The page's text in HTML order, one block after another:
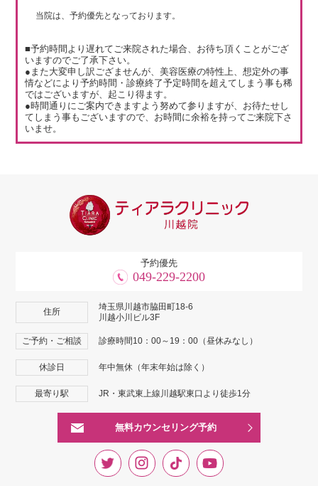
当院は、予約優先となっております。
■予約時間より遅れてご来院された場合、お待ち頂くことがござ
いますのでご了承下さい。
●また大変申し訳ござませんが、美容医療の特性上、想定外の事
情などにより予約時間・診療終了予定時間を超えてしまう事も稀
ではございますが、起こり得ます。
●時間通りにご案内できますよう努めて参りますが、お待たせし
てしまう事もございますので、お時間に余裕を持ってご来院下さ
いませ。
予約優先
049-229-2200
住所
埼玉県川越市脇田町18-6
川越小川ビル3F
ご予約・ご相談 診療時間10：00～19：00（昼休みなし）
休診日 年中無休（年末年始は除く）
最寄り駅 JR・東武東上線川越駅東口より徒歩1分
無料カウンセリング予約